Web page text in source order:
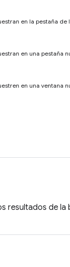
en la pestaña
en una pestaña
en una ventana
resultados de la